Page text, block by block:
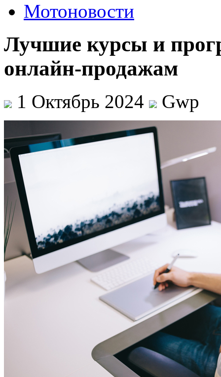
Мотоновости
Лучшие курсы и
онлайн-продажам
1 Октябрь 2024 Gwp